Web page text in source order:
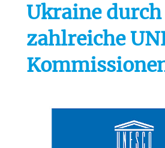
Ukraine durch
zahlreiche